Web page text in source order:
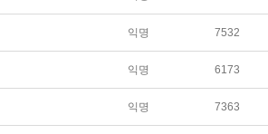
익명 7532
익명 6173
익명 7363